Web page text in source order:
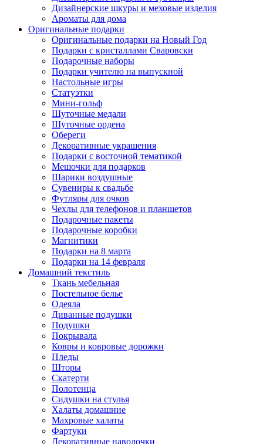
Дизайнерские шкуры и меховые изделия
Ароматы для дома
Оригинальные подарки
Оригинальные подарки на Новый Год
Подарки с кристаллами Сваровски
Подарочные наборы
Подарки учителю на выпускной
Настольные игры
Статуэтки
Мини-гольф
Шуточные медали
Шуточные ордена
Обереги
Декоративные украшения
Подарки с восточной тематикой
Мешочки для подарков
Шарики воздушные
Сувениры к свадьбе
Футляры для очков
Чехлы для телефонов и планшетов
Подарочные пакеты
Подарочные коробки
Магнитики
Подарки на 8 марта
Подарки на 14 февраля
Домашний текстиль
Ткань мебельная
Постельное белье
Одеяла
Диванные подушки
Подушки
Покрывала
Ковры и ковровые дорожки
Пледы
Шторы
Скатерти
Полотенца
Сидушки на стулья
Халаты домашние
Махровые халаты
Фартуки
Декоративные наволочки